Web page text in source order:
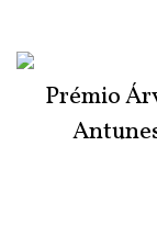
Prémio